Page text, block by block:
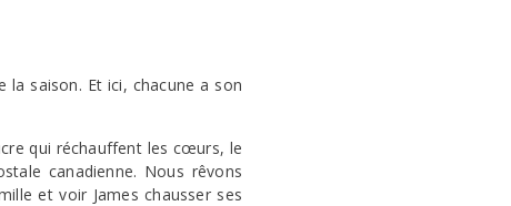
la saison. Et ici, chacune a son
qui réchauffent les cœurs, le
canadienne. Nous rêvons
et voir James chausser ses